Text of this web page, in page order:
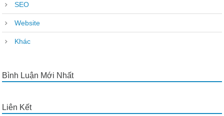
SEO
Website
Khác
Bình Luận Mới Nhất
Liên Kết